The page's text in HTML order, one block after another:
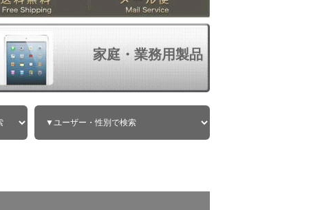
家庭・業務用製品